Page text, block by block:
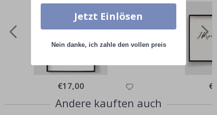
Special
Price
€17,00
Andere kauften auch
Jetzt Einlösen
Nein danke, ich zahle den vollen preis